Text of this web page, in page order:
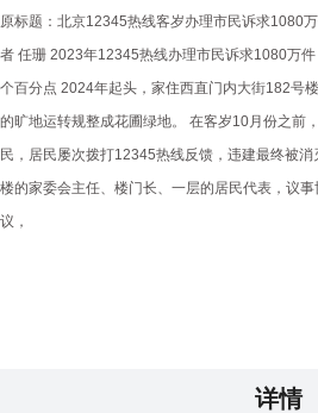
原标题：北京12345热线客岁办理市民诉求1080
者 任珊 2023年12345热线办理市民诉求1080万
个百分点 2024年起头，家住西直门内大街182号
的旷地运转规整成花圃绿地。 在客岁10月份之前
民，居民屡次拨打12345热线反馈，违建最终被
楼的家委会主任、楼门长、一层的居民代表，议
议，
详情